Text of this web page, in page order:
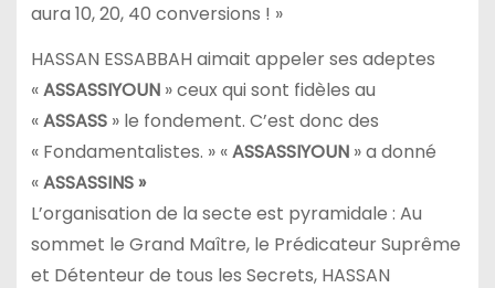
aura 10, 20, 40 conversions ! »
HASSAN ESSABBAH aimait appeler ses adeptes
«ASSASSIYOUN» ceux qui sont fidèles au
«ASSASS» le fondement. C’est donc des
« Fondamentalistes. » «ASSASSIYOUN» a donné
«ASSASSINS »
L’organisation de la secte est pyramidale : Au
sommet le Grand Maître, le Prédicateur Suprême
et Détenteur de tous les Secrets, HASSAN